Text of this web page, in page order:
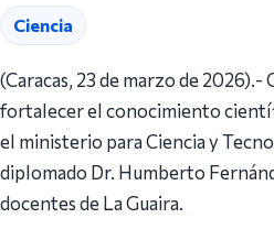
Ciencia
(Caracas, 23 de marzo de
fortalecer el conocimiento
el ministerio para Ciencia y
diplomado Dr. Humberto
docentes de La Guaira.